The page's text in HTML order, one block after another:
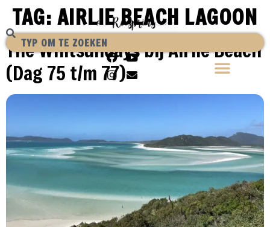
TAG: AIRLIE BEACH LAGOON
The Whitsundays bij Airlie Beach
(Dag 75 t/m 77)